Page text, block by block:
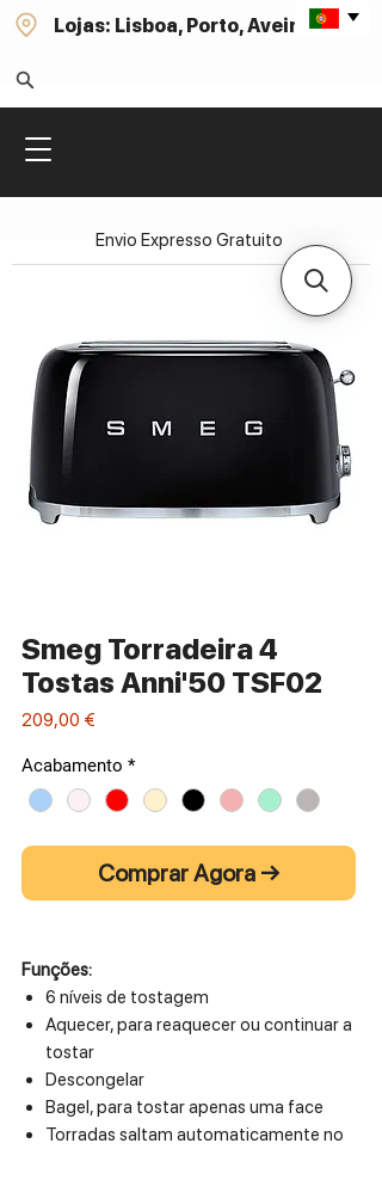
Lojas: Lisboa, Porto, Aveiro
Smeg Torradeira 4
Tostas Anni'50 TSF02
209,00 €
Acabamento *
Comprar Agora →
Funções:
6 níveis de tostagem
Aquecer, para reaquecer ou continuar a
tostar
Descongelar
Bagel, para tostar apenas uma face
Torradas saltam automaticamente no
Envio Expresso Gratuito